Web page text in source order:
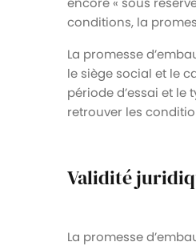
conditions, la
La promesse
le siège social et le
période d’essai et
retrouver les
Validité
La promesse